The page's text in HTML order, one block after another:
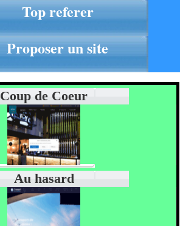
Top referer
Proposer un site
Coup de Coeur
Au hasard